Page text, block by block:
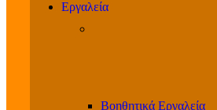
Εργαλεία
Βοηθητικά Εργαλεία